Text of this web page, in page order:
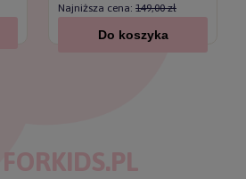
Najniższa cena: 149,00 zł
Do koszyka
FORKIDS.PL